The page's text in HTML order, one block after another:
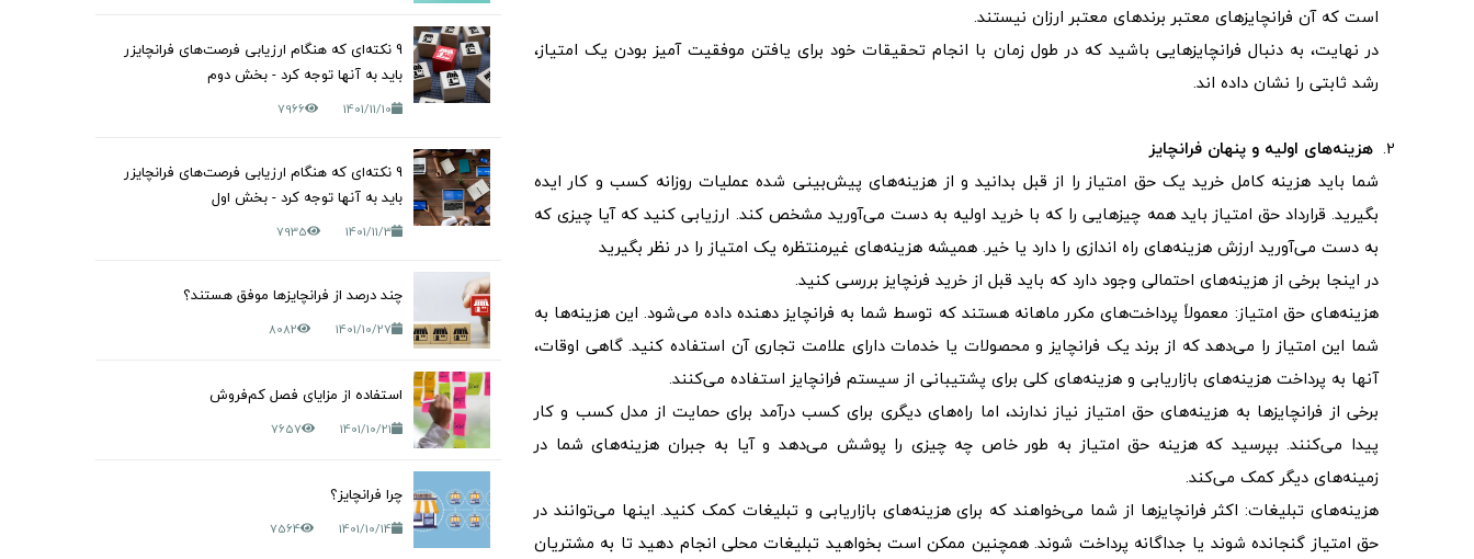
است که آن فرانچایزهای معتبر برندهای معتبر ارزان نیستند.
در نهایت، به دنبال فرانچایزهایی باشید که در طول زمان با انجام تحقیقات خود برای یافتن موفقیت آمیز بودن یک امتیاز،
رشد ثابتی را نشان داده اند.
هزینه‌های اولیه و پنهان فرانچایز
شما باید هزینه کامل خرید یک حق امتیاز را از قبل بدانید و از هزینه‌های پیش‌بینی شده عملیات روزانه کسب و کار ایده
بگیرید. قرارداد حق امتیاز باید همه چیزهایی را که با خرید اولیه به دست می‌آورید مشخص کند. ارزیابی کنید که آیا چیزی که
به دست می‌آورید ارزش هزینه‌های راه اندازی را دارد یا خیر. همیشه هزینه‌های غیرمنتظره یک امتیاز را در نظر بگیرید
در اینجا برخی از هزینه‌های احتمالی وجود دارد که باید قبل از خرید فرنچایز بررسی کنید.
هزینه‌های حق امتیاز: معمولاً پرداخت‌های مکرر ماهانه هستند که توسط شما به فرانچایز دهنده داده می‌شود. این هزینه‌ها به
شما این امتیاز را می‌دهد که از برند یک فرانچایز و محصولات یا خدمات دارای علامت تجاری آن استفاده کنید. گاهی اوقات،
آنها به پرداخت هزینه‌های بازاریابی و هزینه‌های کلی برای پشتیبانی از سیستم فرانچایز استفاده می‌کنند.
برخی از فرانچایزها به هزینه‌های حق امتیاز نیاز ندارند، اما راه‌های دیگری برای کسب درآمد برای حمایت از مدل کسب و کار
پیدا می‌کنند. بپرسید که هزینه حق امتیاز به طور خاص چه چیزی را پوشش می‌دهد و آیا به جبران هزینه‌های شما در
زمینه‌های دیگر کمک می‌کند.
هزینه‌های تبلیغات: اکثر فرانچایزها از شما می‌خواهند که برای هزینه‌های بازاریابی و تبلیغات کمک کنید. اینها می‌توانند در
حق امتیاز گنجانده شوند یا جداگانه پرداخت شوند. همچنین ممکن است بخواهید تبلیغات محلی انجام دهید تا به مشتریان
9 نکته‌ای که هنگام ارزیابی فرصت‌های فرانچایزر
باید به آنها توجه کرد - بخش دوم
1401/11/10
7966
9 نکته‌ای که هنگام ارزیابی فرصت‌های فرانچایزر
باید به آنها توجه کرد - بخش اول
1401/11/3
7935
چند درصد از فرانچایزها موفق هستند؟
1401/10/27
8082
استفاده از مزایای فصل کم‌فروش
1401/10/21
7657
چرا فرانچایز؟
1401/10/14
7564